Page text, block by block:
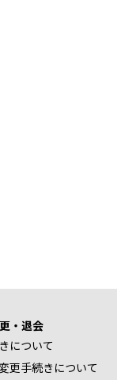
・退会
について
更手続きについて